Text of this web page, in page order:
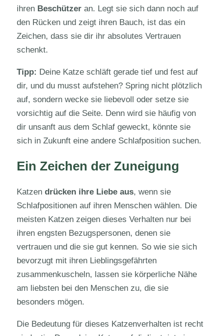
ihren Beschützeran. Legt sie sich dann noch auf
den Rücken und zeigt ihren Bauch, ist das ein
Zeichen, dass sie dir ihr absolutes Vertrauen
schenkt.
Tipp: Deine Katze schläft gerade tief und fest auf
dir, und du musst aufstehen? Spring nicht plötzlich
auf, sondern wecke sie liebevoll oder setze sie
vorsichtig auf die Seite. Denn wird sie häufig von
dir unsanft aus dem Schlaf geweckt, könnte sie
sich in Zukunft eine andere Schlafposition suchen.
Ein Zeichen der Zuneigung
Katzen drücken ihre Liebe aus, wenn sie
Schlafpositionen auf ihren Menschen wählen. Die
meisten Katzen zeigen dieses Verhalten nur bei
ihren engsten Bezugspersonen, denen sie
vertrauen und die sie gut kennen. So wie sie sich
bevorzugt mit ihren Lieblingsgefährten
zusammenkuscheln, lassen sie körperliche Nähe
am liebsten bei den Menschen zu, die sie
besonders mögen.
Die Bedeutung für dieses Katzenverhalten ist recht